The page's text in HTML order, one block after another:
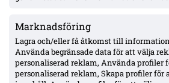
Marknadsföring
Lagra och/eller få åtkomst till
Använda begränsade data för att välja
personaliserad reklam, Använda profiler
personaliserad reklam, Skapa profiler för
Hammarbys Hahn efter nollan
formsvacka, retur 13 augusti
Efter skrivbordsförlusten: